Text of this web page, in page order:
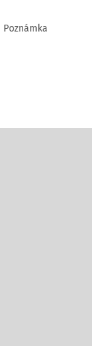
Poznámka